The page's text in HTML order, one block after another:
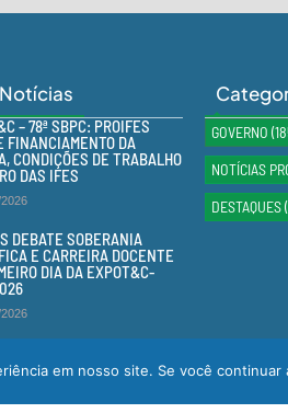
– 78ª SBPC: PROIFES
FINANCIAMENTO DA
CONDIÇÕES DE TRABALHO
DAS IFES
DEBATE SOBERANIA
E CARREIRA DOCENTE
DIA DA EXPOT&C-
GOVERNO
NOTÍCIAS
DESTAQUES
em nosso site. Se você